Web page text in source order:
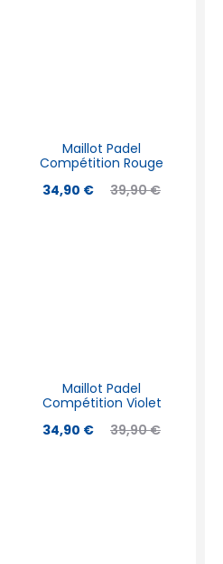
Maillot Padel
Compétition Rouge
39,90€
34,90 €
Maillot Padel
Compétition Violet
39,90€
34,90 €